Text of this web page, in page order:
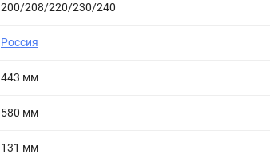
200/208/220/230/240
Россия
443 мм
580 мм
131 мм